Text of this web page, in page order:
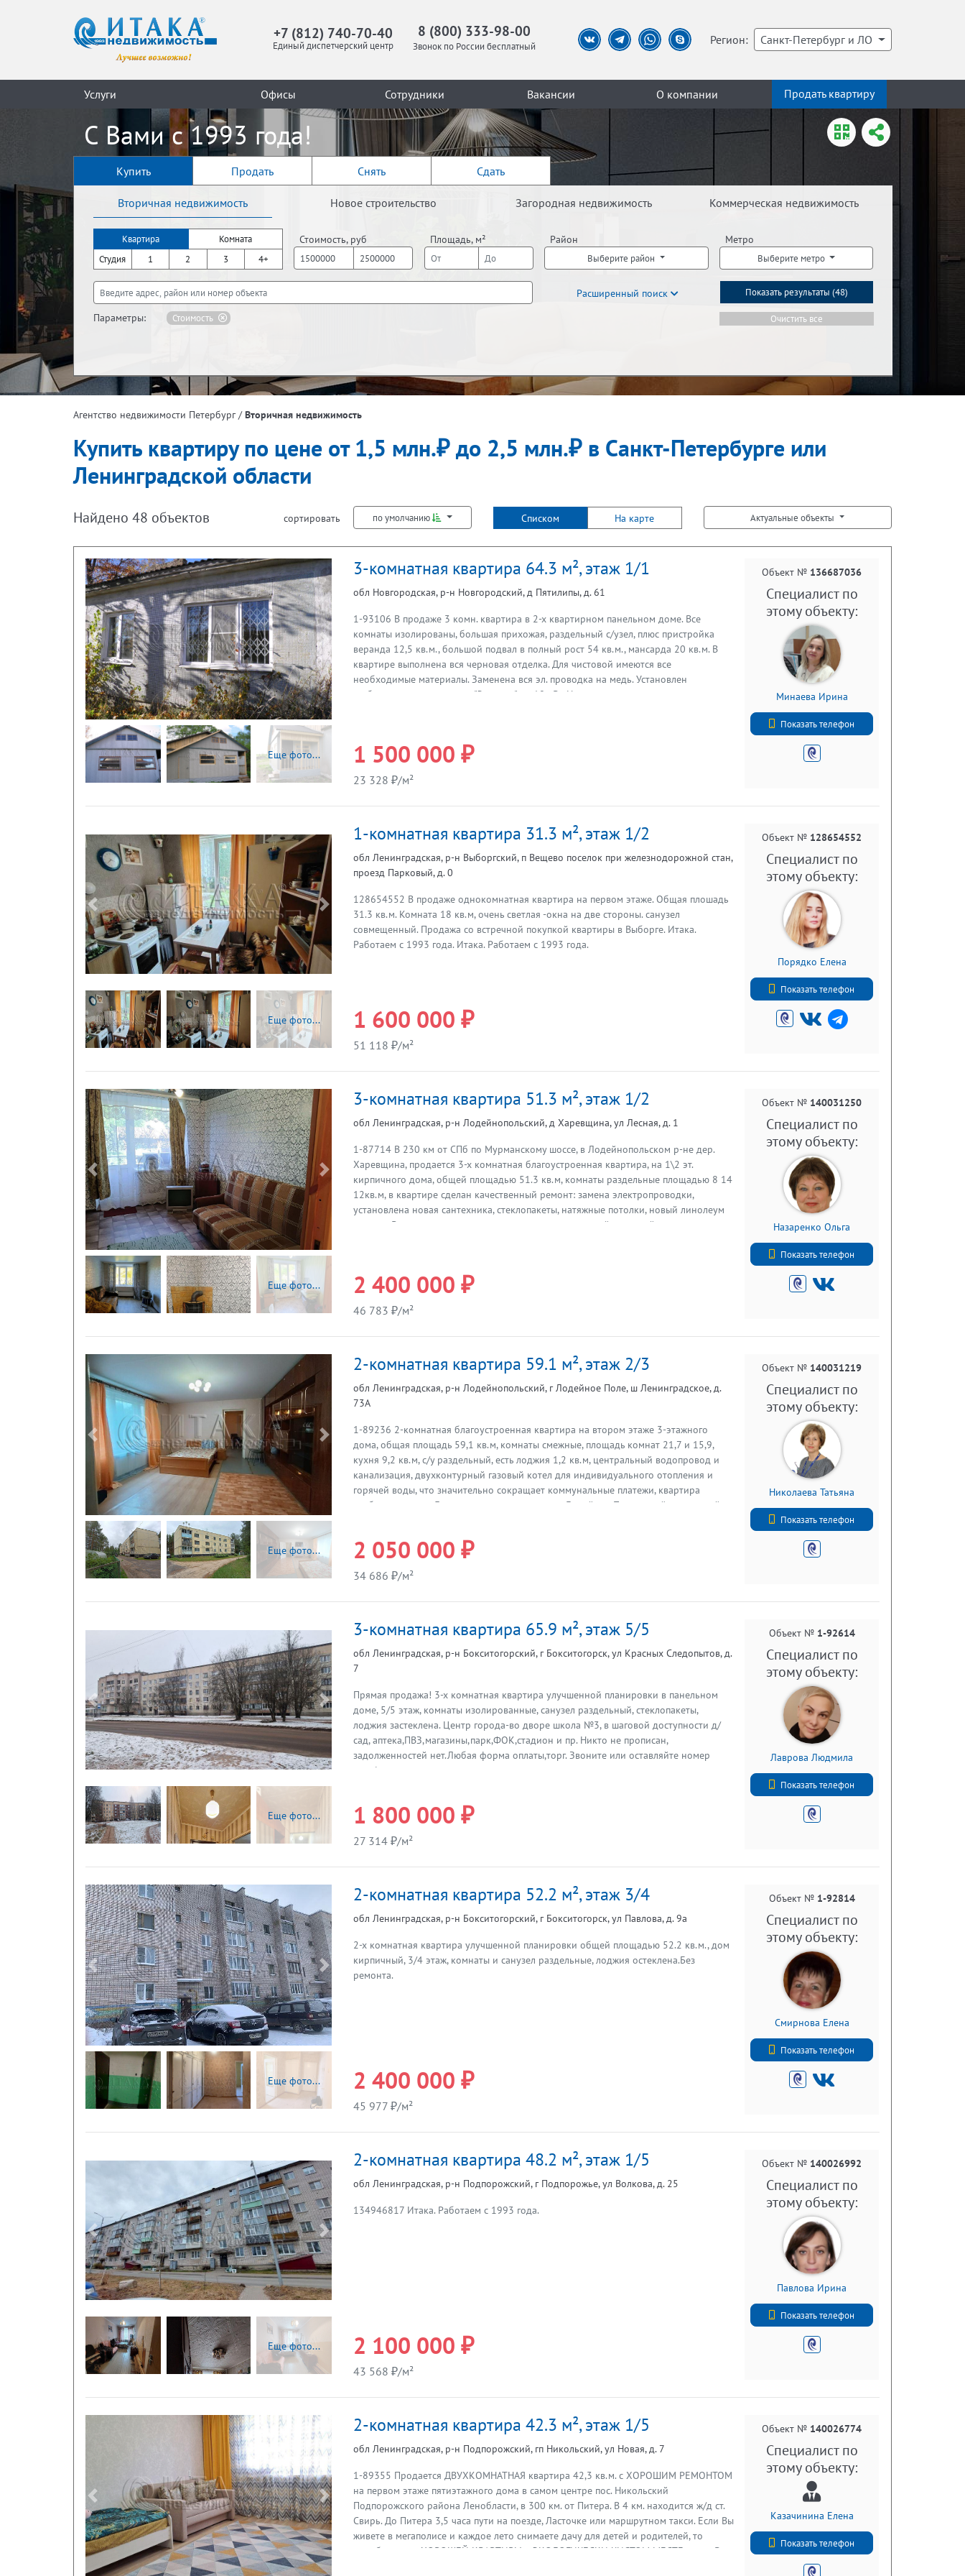
+7 (812) 740-70-40
Единый диспетчерский центр
8 (800) 333-98-00
Звонок по России бесплатный Регион: Санкт-Петербург и ЛО
Услуги Офисы Сотрудники Вакансии О компании Продать квартиру
С Вами с 1993 года!
Купить Продать Снять Сдать
Вторичная недвижимость Новое строительство Загородная недвижимость Коммерческая недвижимость
Квартира
Комната
Студия
1 2 3 4+
Стоимость, руб Площадь, м² Район
Выберите район
Метро
Выберите метро
Расширенный поиск Показать результаты (48)
Параметры: Стоимость Очистить все
Жилая площадь, м²
Этаж
Показать за
Не первый
Не последний Лифт Встречная покупка
Агентство недвижимости Петербург /Вторичная недвижимость
Купить квартиру по цене от 1,5 млн.₽ до 2,5 млн.₽ в Санкт-Петербурге или
Ленинградской области
Найдено 48 объектов сортировать по умолчанию Списком На карте Актуальные объекты
Следующая Предыдущая
Еще фото...
3-комнатная квартира 64.3 м², этаж 1/1
обл Новгородская, р-н Новгородский, д Пятилипы, д. 61
1-93106 В продаже 3 комн. квартира в 2-х квартирном панельном доме. Все
комнаты изолированы, большая прихожая, раздельный с/узел, плюс пристройка
веранда 12,5 кв.м., большой подвал в полный рост 54 кв.м., мансарда 20 кв.м. В
квартире выполнена вся черновая отделка. Для чистовой имеются все
необходимые материалы. Заменена вся эл. проводка на медь. Установлен
стабилизатор напряжения "Энергия" на 10 кВт. Новая автономная система
сообщение с СПб, электрички по направлению: станции Рогавка, Кересть с
Нетыльском (это около 7 км.) Маршрутки до В.Новгорода или в Тесово-Нетыльское
Просмотры по предварительной договоренности с агентом. Итака. Работаем с
1 500 000 ₽
23 328 ₽/м²
Объект № 136687036
Специалист по
этому объекту:
Минаева Ирина
Показать телефон
+79819806137
Следующая Предыдущая
Еще фото...
1-комнатная квартира 31.3 м², этаж 1/2
обл Ленинградская, р-н Выборгский, п Вещево поселок при железнодорожной стан,
проезд Парковый, д. 0
128654552 В продаже однокомнатная квартира на первом этаже. Общая плошадь
31.3 кв.м. Комната 18 кв.м, очень светлая -окна на две стороны. санузел
совмещенный. Продажа со встречной покупкой квартиры в Выборге. Итака.
Работаем с 1993 года. Итака. Работаем с 1993 года.
1 600 000 ₽
51 118 ₽/м²
Объект № 128654552
Специалист по
этому объекту:
Порядко Елена
Показать телефон
+7 (812) 740-70-40
Следующая Предыдущая
Еще фото...
3-комнатная квартира 51.3 м², этаж 1/2
обл Ленинградская, р-н Лодейнопольский, д Харевщина, ул Лесная, д. 1
1-87714 В 230 км от СПб по Мурманскому шоссе, в Лодейнопольском р-не дер.
Харевщина, продается 3-х комнатная благоустроенная квартира, на 1\2 эт.
кирпичного дома, общей площадью 51.3 кв.м, комнаты раздельные площадью 8 14
12кв.м, в квартире сделан качественный ремонт: замена электропроводки,
установлена новая сантехника, стеклопакеты, натяжные потолки, новый линолеум
на полу. В квартире остается новая кухня со встроенной техникой, отопление
что привлекает любителей рыбалки, есть пляж. Отличное место для отдыха и
пути. Итака. Работаем с 1993 года.
2 400 000 ₽
46 783 ₽/м²
Объект № 140031250
Специалист по
этому объекту:
Назаренко Ольга
Показать телефон
+7 (812) 740-70-40
Следующая Предыдущая
Еще фото...
2-комнатная квартира 59.1 м², этаж 2/3
обл Ленинградская, р-н Лодейнопольский, г Лодейное Поле, ш Ленинградское, д.
73А
1-89236 2-комнатная благоустроенная квартира на втором этаже 3-этажного
дома, общая площадь 59,1 кв.м, комнаты смежные, площадь комнат 21,7 и 15,9,
кухня 9,2 кв.м, с/у раздельный, есть лоджия 1,2 кв.м, центральный водопровод и
канализация, двухконтурный газовый котел для индивидуального отопления и
горячей воды, что значительно сокращает коммунальные платежи, квартира
требует ремонта. Дом находится на въезде в г.Лодейное Поле, тихий ухоженный
2 050 000 ₽
34 686 ₽/м²
Объект № 140031219
Специалист по
этому объекту:
Николаева Татьяна
Показать телефон
+7 (812) 740-70-40
Следующая Предыдущая
Еще фото...
3-комнатная квартира 65.9 м², этаж 5/5
обл Ленинградская, р-н Бокситогорский, г Бокситогорск, ул Красных Следопытов, д.
7
Прямая продажа! 3-х комнатная квартира улучшенной планировки в панельном
доме, 5/5 этаж, комнаты изолированные, санузел раздельный, стеклопакеты,
лоджия застеклена. Центр города-во дворе школа №3, в шаговой доступности д/
сад, аптека,ПВЗ,магазины,парк,ФОК,стадион и пр. Никто не прописан,
задолженностей нет.Любая форма оплаты,торг. Звоните или оставляйте номер
телефона,вам перезвонят.
1 800 000 ₽
27 314 ₽/м²
Объект № 1-92614
Специалист по
этому объекту:
Лаврова Людмила
Показать телефон
+7 (812) 740-70-40
Следующая Предыдущая
Еще фото...
2-комнатная квартира 52.2 м², этаж 3/4
обл Ленинградская, р-н Бокситогорский, г Бокситогорск, ул Павлова, д. 9а
2-х комнатная квартира улучшенной планировки общей площадью 52.2 кв.м., дом
кирпичный, 3/4 этаж, комнаты и санузел раздельные, лоджия остеклена.Без
ремонта.
2 400 000 ₽
45 977 ₽/м²
Объект № 1-92814
Специалист по
этому объекту:
Смирнова Елена
Показать телефон
+7 (812) 740-70-40
Следующая Предыдущая
Еще фото...
2-комнатная квартира 48.2 м², этаж 1/5
обл Ленинградская, р-н Подпорожский, г Подпорожье, ул Волкова, д. 25
134946817 Итака. Работаем с 1993 года.
2 100 000 ₽
43 568 ₽/м²
Объект № 140026992
Специалист по
этому объекту:
Павлова Ирина
Показать телефон
+7 (812) 740-70-40
Следующая Предыдущая
2-комнатная квартира 42.3 м², этаж 1/5
обл Ленинградская, р-н Подпорожский, гп Никольский, ул Новая, д. 7
1-89355 Продается ДВУХКОМНАТНАЯ квартира 42,3 кв.м. с ХОРОШИМ РЕМОНТОМ
на первом этаже пятиэтажного дома в самом центре пос. Никольский
Подпорожского района Ленобласти, в 300 км. от Питера. В 4 км. находится ж/д ст.
Свирь. До Питера 3,5 часа пути на поезде, Ласточке или маршрутном такси. Если Вы
живете в мегаполисе и каждое лето снимаете дачу для детей и родителей, то
приобретение ХОРОШЕЙ КВАРТИРЫ в ЭКОЛОГИЧЕСКИ ЧИСТОМ МЕСТЕ , куда Вы
Объект № 140026774
Специалист по
этому объекту:
Казачинина Елена
Показать телефон
+7 (812) 740-70-40